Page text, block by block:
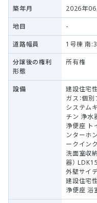
築年月 2026年
地目 -
道路幅員 1号棟 南
分譲後の権利
形態
所有権
設備
建設住宅
ガス：個
システム
チン 浄水
浄便座 ト
ンターホ
ークイン
洗面室収
器）
外壁サイ
建設住宅
浄便座 浴